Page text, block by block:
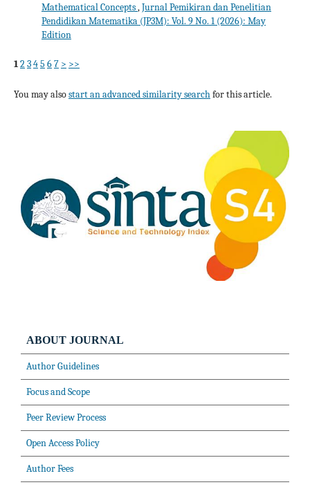
Mathematical Concepts,Jurnal Pemikiran dan Penelitian
Pendidikan Matematika (JP3M): Vol. 9 No. 1 (2026): May
Edition
12345 67 > >>
You may alsostart an advanced similarity searchfor this article.
ABOUT JOURNAL
Author Guidelines
Focus and Scope
Peer Review Process
Open Access Policy
Author Fees